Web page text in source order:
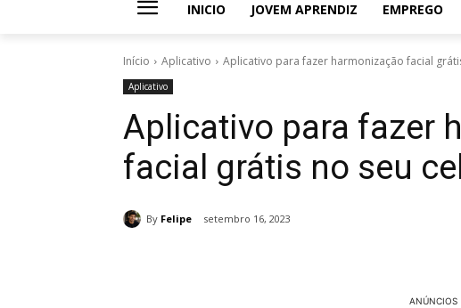
INICIO JOVEM APRENDIZ EMPREGO
Início Aplicativo Aplicativo para fazer harmonização facial
Aplicativo
Aplicativo para fazer
facial grátis no seu
By Felipe setembro 16, 2023
ANÚNCIOS